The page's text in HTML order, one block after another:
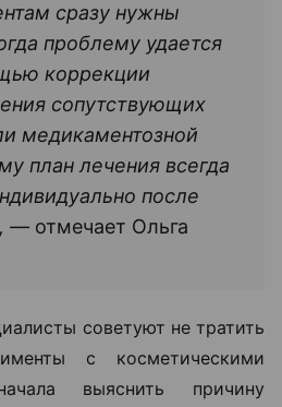
сразу нужны
проблему удается
коррекции
сопутствующих
медикаментозной
план лечения всегда
после
— отмечает Ольга
советуют не тратить
с косметическими
выяснить причину